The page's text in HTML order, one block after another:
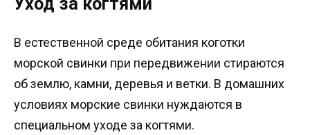
В естественной среде обитания коготки
морской свинки при передвижении стираются
об землю, камни, деревья и ветки. В домашних
условиях морские свинки нуждаются в
специальном уходе за когтями.